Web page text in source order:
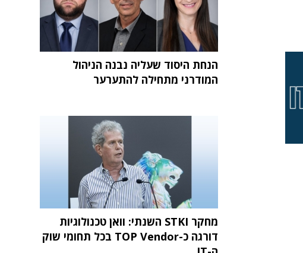
הנחת היסוד שעליה נבנה הניהול
המודרני מתחילה להתערער
מחקר STKI השנתי: וואן טכנולוגיות
דורגה כ-TOP Vendor בכל תחומי שוק